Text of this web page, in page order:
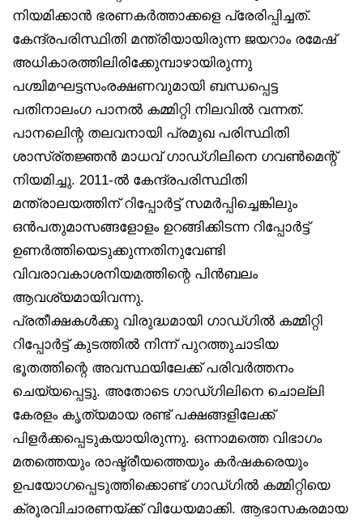
നിയമിക്കാന്‍ ഭരണകര്‍ത്താക്കളെ പ്രേരിപ്പിച്ചത്.
കേന്ദ്രപരിസ്ഥിതി മന്ത്രിയായിരുന്ന ജയറാം രമേഷ്
അധികാരത്തിലിരിക്കുേമ്പാഴായിരുന്നു
പശ്ചിമഘട്ടസംരക്ഷണവുമായി ബന്ധപ്പെട്ട
പതിനാലംഗ പാനല്‍ കമ്മിറ്റി നിലവില്‍ വന്നത്.
പാനലിെന്റ തലവനായി പ്രമുഖ പരിസ്ഥിതി
ശാസ്ര്തജ്ഞന്‍ മാധവ് ഗാഡ്ഗിലിനെ ഗവണ്‍മെന്റ്
നിയമിച്ചു. 2011-ല്‍ കേന്ദ്രപരിസ്ഥിതി
മന്ത്രാലയത്തിന് റിപ്പോര്‍ട്ട് സമര്‍പ്പിച്ചെങ്കിലും
ഒന്‍പതുമാസങ്ങളോളം ഉറങ്ങിക്കിടന്ന റിപ്പോര്‍ട്ട്
ഉണര്‍ത്തിയെടുക്കുന്നതിനുവേണ്ടി
വിവരാവകാശനിയമത്തിന്റെ പിന്‍ബലം
ആവശ്യമായിവന്നു.
പ്രതീക്ഷകള്‍ക്കു വിരുദ്ധമായി ഗാഡ്ഗില്‍ കമ്മിറ്റി
റിപ്പോര്‍ട്ട് കുടത്തില്‍ നിന്ന് പുറത്തുചാടിയ
ഭൂതത്തിന്റെ അവസ്ഥയിലേക്ക് പരിവര്‍ത്തനം
ചെയ്യപ്പെട്ടു. അതോടെ ഗാഡ്ഗിലിനെ ചൊല്ലി
കേരളം കൃത്യമായ രണ്ട് പക്ഷങ്ങളിലേക്ക്
പിളര്‍ക്കപ്പെടുകയായിരുന്നു. ഒന്നാമത്തെ വിഭാഗം
മതത്തെയും രാഷ്ട്രീയത്തെയും കര്‍ഷകരെയും
ഉപയോഗപ്പെടുത്തിക്കൊണ്ട് ഗാഡ്ഗില്‍ കമ്മിറ്റിയെ
ക്രൂരവിചാരണയ്ക്ക് വിധേയമാക്കി. ആഭാസകരമായ